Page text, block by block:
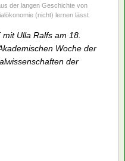
der langen Geschichte von
(nicht) lernen lässt
Ulla Ralfs am 18.
Woche der
der